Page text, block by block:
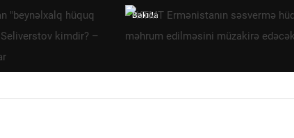
KTMT
Ermənistanın
məhrum